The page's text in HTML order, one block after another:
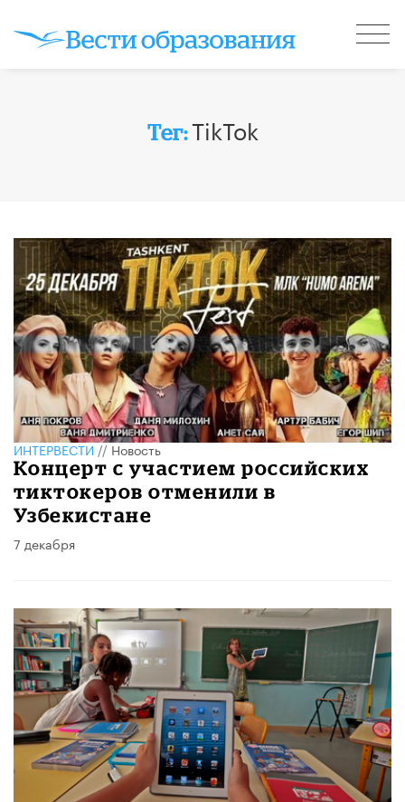
Тег:TikTok
ИНТЕРВЕСТИ//Новость
Концерт с участием российских
тиктокеров отменили в
Узбекистане
7 декабря